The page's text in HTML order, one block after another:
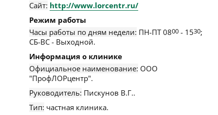
Сайт: http://www.lorcentr.ru/
Режим работы
Часы работы по дням недели: ПН-ПТ 0800 - 1530;
СБ-ВС - Выходной.
Информация о клинике
Официальное наименование: ООО
"ПрофЛОРцентр".
Руководитель: Пискунов В.Г..
Тип: частная клиника.